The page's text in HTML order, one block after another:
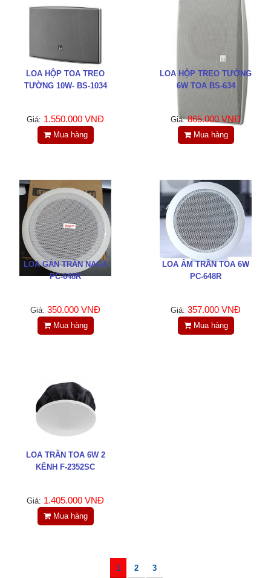
LOA HỘP TOA TREO
TƯỜNG 10W- BS-1034
Giá: 1.550.000 VNĐ
Mua hàng
LOA HỘP TREO TƯỜNG
6W TOA BS-634
Giá: 865.000 VNĐ
Mua hàng
LOA GẮN TRẦN NAGA
PC-648R
Giá: 350.000 VNĐ
Mua hàng
LOA ÂM TRẦN TOA 6W
PC-648R
Giá: 357.000 VNĐ
Mua hàng
LOA TRẦN TOA 6W 2
KÊNH F-2352SC
Giá: 1.405.000 VNĐ
Mua hàng
1 2 3
LIÊN HỆ
0988829841
Email
©COPYRIGHT 2019. ALL RIGHTS RESERVED